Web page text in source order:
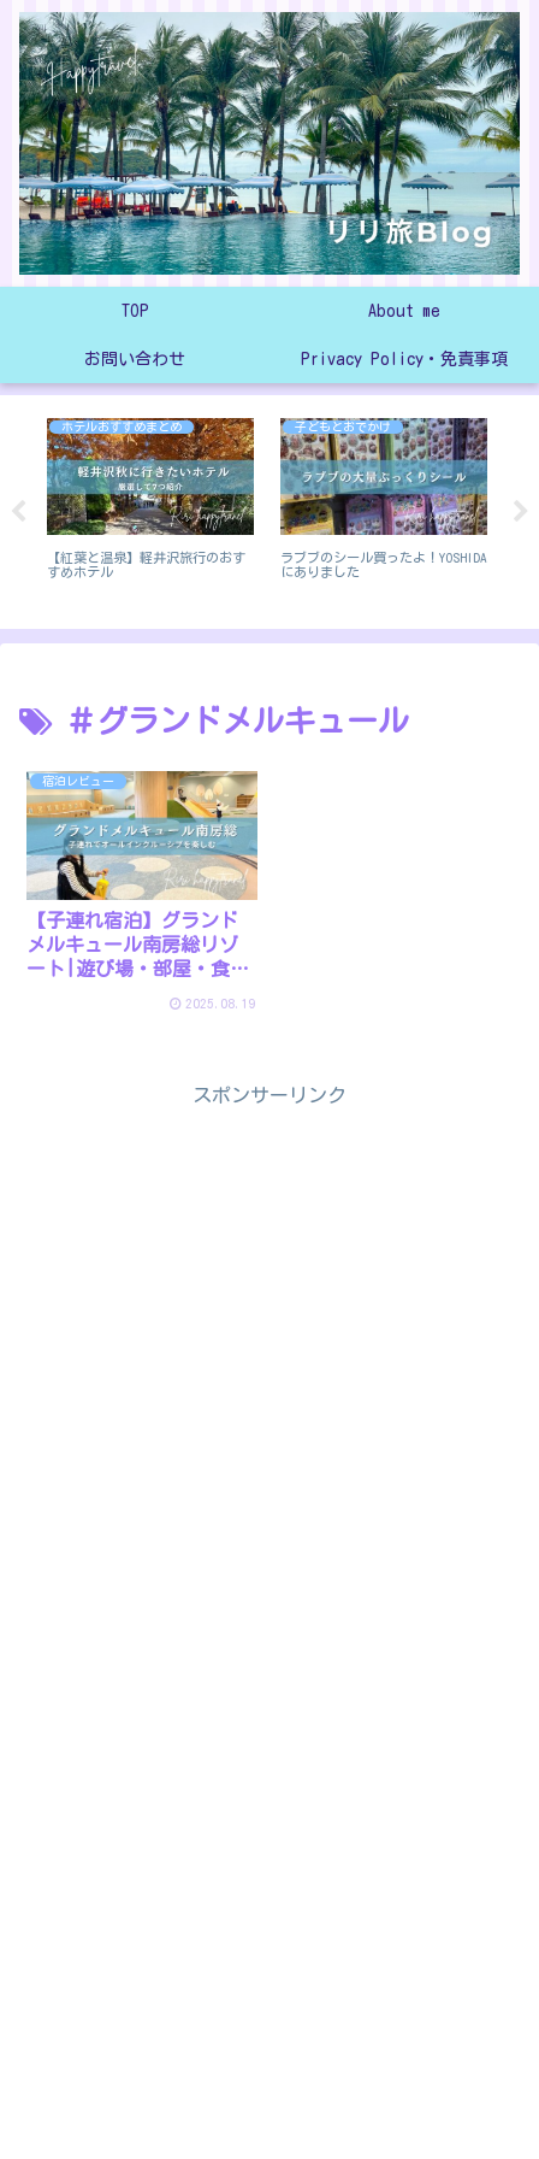
TOP About me
お問い合わせ Privacy Policy・免責事項
ホテルおすすめまとめ
【紅葉と温泉】軽井沢旅行のおす
すめホテル
子どもとおでかけ
ラブブのシール買ったよ！YOSHIDA
にありました
＃グランドメルキュール
宿泊レビュー
【子連れ宿泊】グランド
メルキュール南房総リゾ
ート|遊び場・部屋・食事
2025.08.19
スポンサーリンク